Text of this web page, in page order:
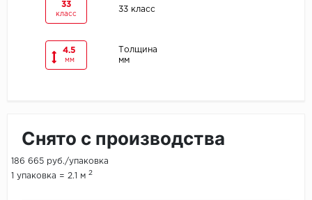
33
класс
33 класс
4.5
мм
Толщина
мм
Снято с производства
186 665 руб./упаковка
1 упаковка = 2.1 м 2